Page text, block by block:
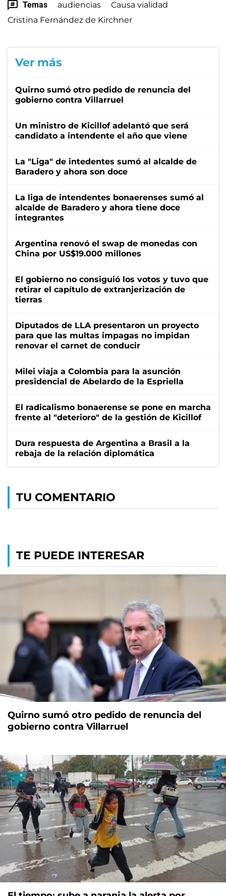
Temas audiencias
Causa vialidad
Cristina Fernández de Kirchner
Ver más
Quirno sumó otro pedido de renuncia del
gobierno contra Villarruel
Un ministro de Kicillof adelantó que será
candidato a intendente el año que viene
La "Liga" de intedentes sumó al alcalde de
Baradero y ahora son doce
La liga de intendentes bonaerenses sumó al
alcalde de Baradero y ahora tiene doce
integrantes
Argentina renovó el swap de monedas con
China por US$19.000 millones
El gobierno no consiguió los votos y tuvo que
retirar el capítulo de extranjerización de
tierras
Diputados de LLA presentaron un proyecto
para que las multas impagas no impidan
renovar el carnet de conducir
Milei viaja a Colombia para la asunción
presidencial de Abelardo de la Espriella
El radicalismo bonaerense se pone en marcha
frente al "deterioro" de la gestión de Kicillof
Dura respuesta de Argentina a Brasil a la
rebaja de la relación diplomática
TU COMENTARIO
TE PUEDE INTERESAR
Quirno sumó otro pedido de renuncia del
gobierno contra Villarruel